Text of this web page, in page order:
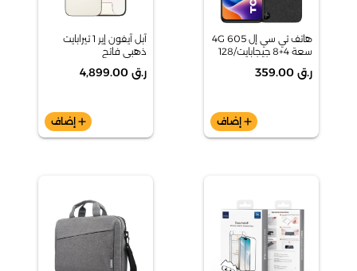
هاتف تي سي إل 605 4G
سعة 4+8 جيجابايت/128
ر.ق 359.00
add إضاف
آبل آيفون إير 1 تيرابايت
ذهبي فاتح
ر.ق 4,899.00
addإضاف